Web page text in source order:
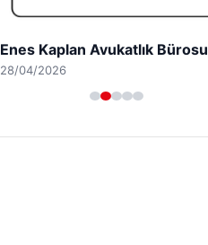
Enes Kaplan Avukatlık Bürosu
28/04/2026